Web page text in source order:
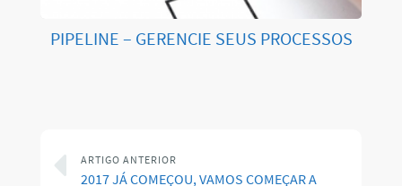
PIPELINE – GERENCIE SEUS PROCESSOS
ARTIGO ANTERIOR
2017 JÁ COMEÇOU, VAMOS COMEÇAR A